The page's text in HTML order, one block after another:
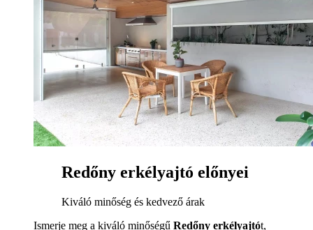
Redőny erkélyajtó előnyei
Kiváló minőség és kedvező árak
Ismerje meg a kiváló minőségű Redőny erkélyajtót,